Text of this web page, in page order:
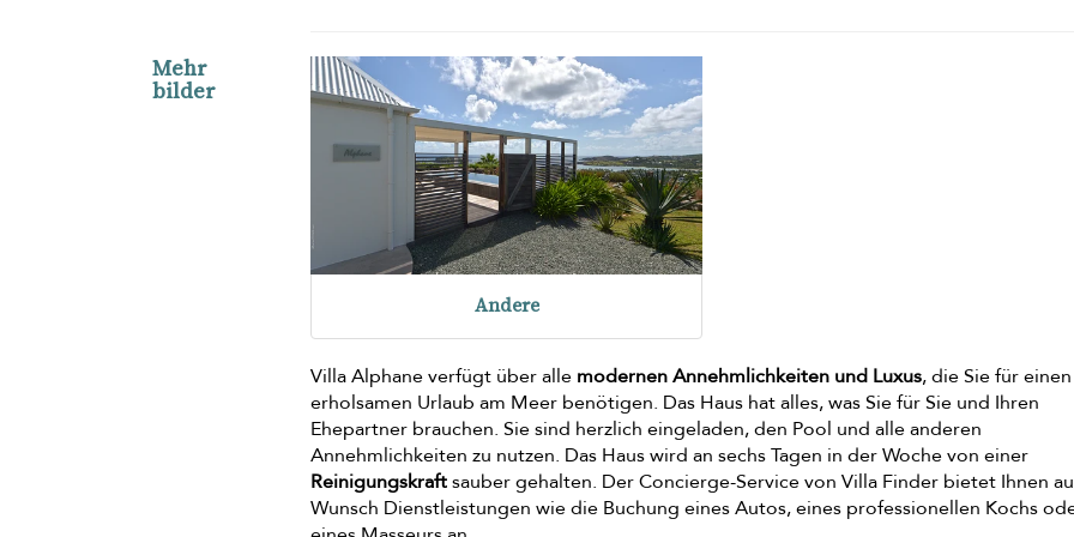
Mehr
bilder
Andere
Villa Alphane verfügt über alle modernen Annehmlichkeiten und Luxus, die Sie für einen
erholsamen Urlaub am Meer benötigen. Das Haus hat alles, was Sie für Sie und Ihren
Ehepartner brauchen. Sie sind herzlich eingeladen, den Pool und alle anderen
Annehmlichkeiten zu nutzen. Das Haus wird an sechs Tagen in der Woche von einer
Reinigungskraftsauber gehalten. Der Concierge-Service von Villa Finder bietet Ihnen
Wunsch Dienstleistungen wie die Buchung eines Autos, eines professionellen Kochs